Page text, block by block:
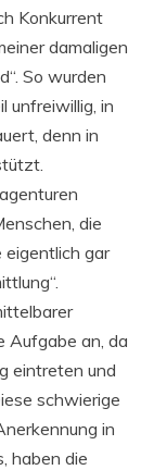
Konkurrent
damaligen
So wurden
unfreiwillig, in
denn in
die
gar
Aufgabe an, da
eintreten und
schwierige
in
haben die